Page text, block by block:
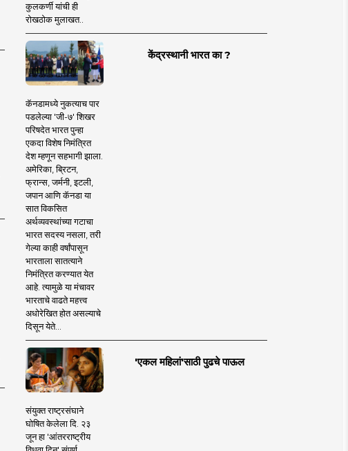
कुलकर्णी यांची ही
रोखठोक मुलाखत..
केंद्रस्थानी भारत का ?
कॅनडामध्ये नुकत्याच पार
पडलेल्या 'जी-७' शिखर
परिषदेत भारत पुन्हा
एकदा विशेष निमंत्रित
देश म्हणून सहभागी झाला.
अमेरिका, ब्रिटन,
फ्रान्स, जर्मनी, इटली,
जपान आणि कॅनडा या
सात विकसित
अर्थव्यवस्थांच्या गटाचा
भारत सदस्य नसला, तरी
गेल्या काही वर्षांपासून
भारताला सातत्याने
निमंत्रित करण्यात येत
आहे. त्यामुळे या मंचावर
भारताचे वाढते महत्त्व
अधोरेखित होत असल्याचे
दिसून येते...
'एकल महिलां'साठी पुढचे पाऊल
संयुक्त राष्ट्रसंघाने
घोषित केलेला दि. २३
जून हा 'आंतरराष्ट्रीय